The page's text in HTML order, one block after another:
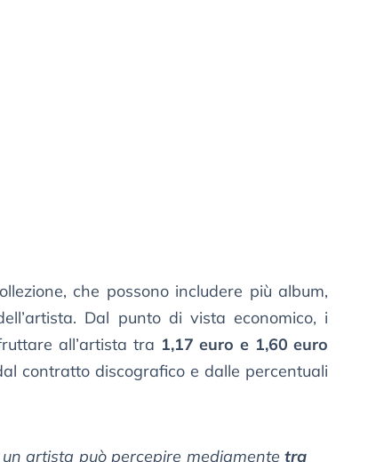
che possono includere più album,
Dal punto di vista economico, i
all’artista tra 1,17 euro e 1,60 euro
contratto discografico e dalle percentuali
artista può percepire mediamentetra